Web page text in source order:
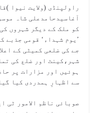
راولپنڈی (ولایت نیوا
کو ملک کے دیگر شہروں
’یوم شہداء‘ قومی جذبے
جے کی ضلعی کمیٹی کے
شہر،کینٹ اور ضلع کی
ہوئیں اور مزارات پر
سے اظہارِ ہمدردی کیا
صوبائی ناظم الامور ٹی